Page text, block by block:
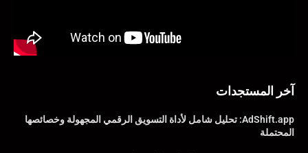
آخر المستجدات
AdShift.app: تحليل شامل لأداة التسويق الرقمي المجهولة وخصائصها
المحتملة